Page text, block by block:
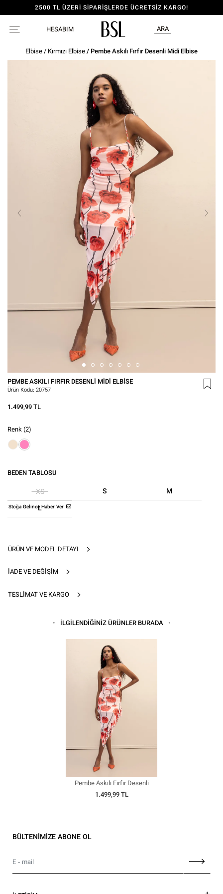
2500 TL ÜZERİ SİPARİŞLERDE ÜCRETSİZ KARGO!
HESABIM ARA
ÜRÜN VE MODEL DETAYI
İADE VE DEĞIŞIM
TESLIMAT VE KARGO
Elbise/ Kırmızı Elbise/ Pembe Askılı Fırfır Desenli Midi Elbise
PEMBE ASKILI FIRFIR DESENLI MIDI ELBISE
Ürün Kodu: 20757
1.499,99 TL
Renk(2)
BEDEN TABLOSU
Stoğa Gelince Haber Ver
XS S
M
L
İLGİLENDİĞİNİZ ÜRÜNLER BURADA
Pembe Askılı Fırfır Desenli
Midi Elbise
1.499,99 TL
BÜLTENİMİZE ABONE OL